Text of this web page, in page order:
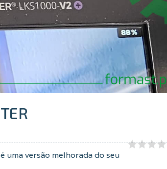
uma versão melhorada do seu